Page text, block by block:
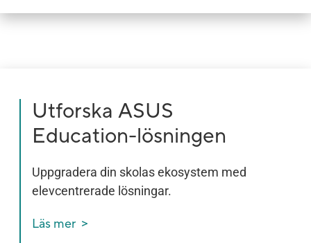
Utforska ASUS
Education-lösningen
Uppgradera din skolas ekosystem med
elevcentrerade lösningar.
Läs mer